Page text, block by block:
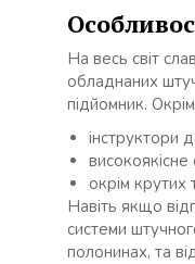
На весь світ
обладнаних
підйомник.
інструктори
окрім крутих
Навіть якщо
системи
полонинах, та